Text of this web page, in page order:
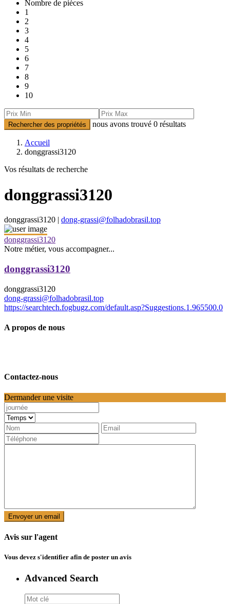
Nombre de pièces
1
2
3
4
5
6
7
8
9
10
Rechercher des propriétés nous avons trouvé 0 résultats
Accueil
donggrassi3120
Vos résultats de recherche
donggrassi3120
donggrassi3120 | dong-grassi@folhadobrasil.top
donggrassi3120
Notre métier, vous accompagner...
donggrassi3120
donggrassi3120
dong-grassi@folhadobrasil.top
https://searchtech.fogbugz.com/default.asp?Suggestions.1.965500.0
A propos de nous
Contactez-nous
Dermander une visite
Avis sur l'agent
Vous devez s'identifier afin de poster un avis
Advanced Search